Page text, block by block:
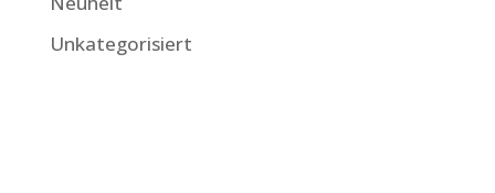
Unkategorisiert